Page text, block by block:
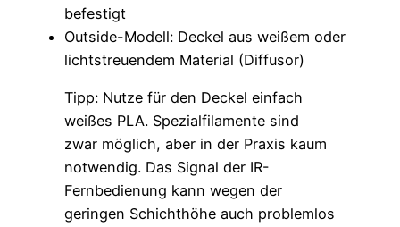
befestigt
Outside-Modell: Deckel aus weißem oder
lichtstreuendem Material (Diffusor)
Tipp: Nutze für den Deckel einfach
weißes PLA. Spezialfilamente sind
zwar möglich, aber in der Praxis kaum
notwendig. Das Signal der IR-
Fernbedienung kann wegen der
geringen Schichthöhe auch problemlos